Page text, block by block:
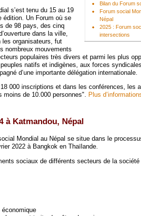
Bilan du Forum
Forum social
Népal
2025 : Forum
intersections
s’est tenu du 15 au 19
édition. Un Forum où se
de 98 pays, des cinq
dans la ville,
les organisateurs, fut
nombreux mouvements
populaires très divers et parmi les plus
natifs et indigènes, aux forces
d’une importante délégation internationale.
000 inscriptions et dans les conférences, les
moins de 10.000 personnes". Plus
à Katmandou, Népal
Mondial au Népal se situe dans le
2022 à Bangkok en Thaïlande.
sociaux de différents secteurs de la